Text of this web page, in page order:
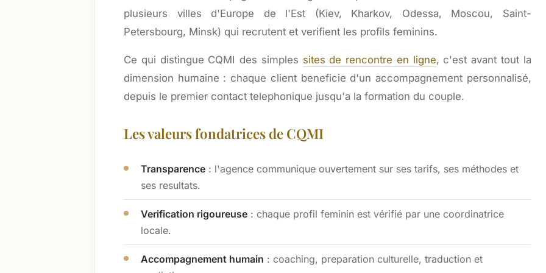
plusieurs villes d'Europe de l'Est (Kiev, Kharkov, Odessa, Moscou, Saint-
Petersbourg, Minsk) qui recrutent et verifient les profils feminins.
Ce qui distingue CQMI des simples sites de rencontre en ligne, c'est avant tout la
dimension humaine : chaque client beneficie d'un accompagnement personnalisé,
depuis le premier contact telephonique jusqu'a la formation du couple.
Les valeurs fondatrices de CQMI
Transparence : l'agence communique ouvertement sur ses tarifs, ses méthodes et
ses resultats.
Verification rigoureuse : chaque profil feminin est vérifié par une coordinatrice
locale.
Accompagnement humain : coaching, preparation culturelle, traduction et